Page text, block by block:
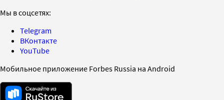
Мы в соцсетях:
Telegram
ВКонтакте
YouTube
Мобильное приложение Forbes Russia на Android